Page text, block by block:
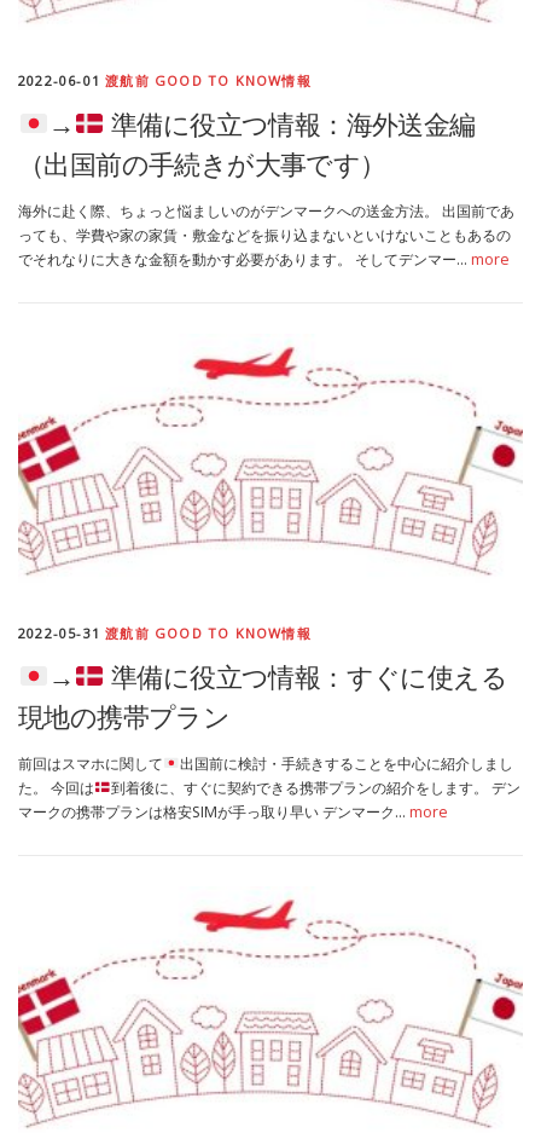
2022-06-01渡航前 GOOD TO KNOW情報
→
準備に役立つ情報：海外送金編
（出国前の手続きが大事です）
海外に赴く際、ちょっと悩ましいのがデンマークへの送金方法。 出国前であ
っても、学費や家の家賃・敷金などを振り込まないといけないこともあるの
でそれなりに大きな金額を動かす必要があります。 そしてデンマー… more
2022-05-31渡航前 GOOD TO KNOW情報
→
準備に役立つ情報：すぐに使える
現地の携帯プラン
前回はスマホに関して
出国前に検討・手続きすることを中心に紹介しまし
た。 今回は
到着後に、すぐに契約できる携帯プランの紹介をします。 デン
マークの携帯プランは格安SIMが手っ取り早い デンマーク… more